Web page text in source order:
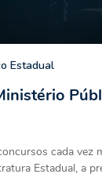
Estadual
cada vez
Estadual, a